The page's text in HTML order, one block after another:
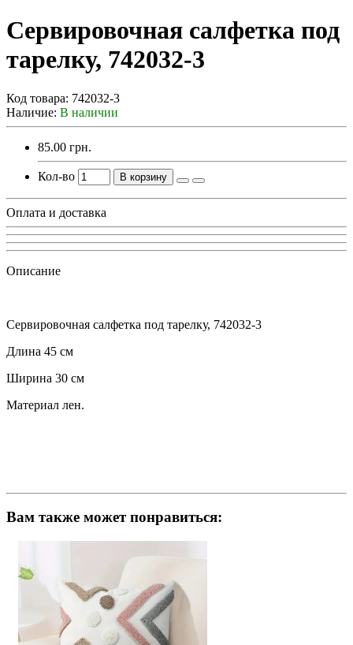
Сервировочная салфетка под
тарелку, 742032-3
Код товара: 742032-3
Наличие: В наличии
85.00 грн.
Кол-во В корзину
Оплата и доставка
Описание
Сервировочная салфетка под тарелку, 742032-3
Длина 45 см
Ширина 30 см
Материал лен.
Вам также может понравиться: